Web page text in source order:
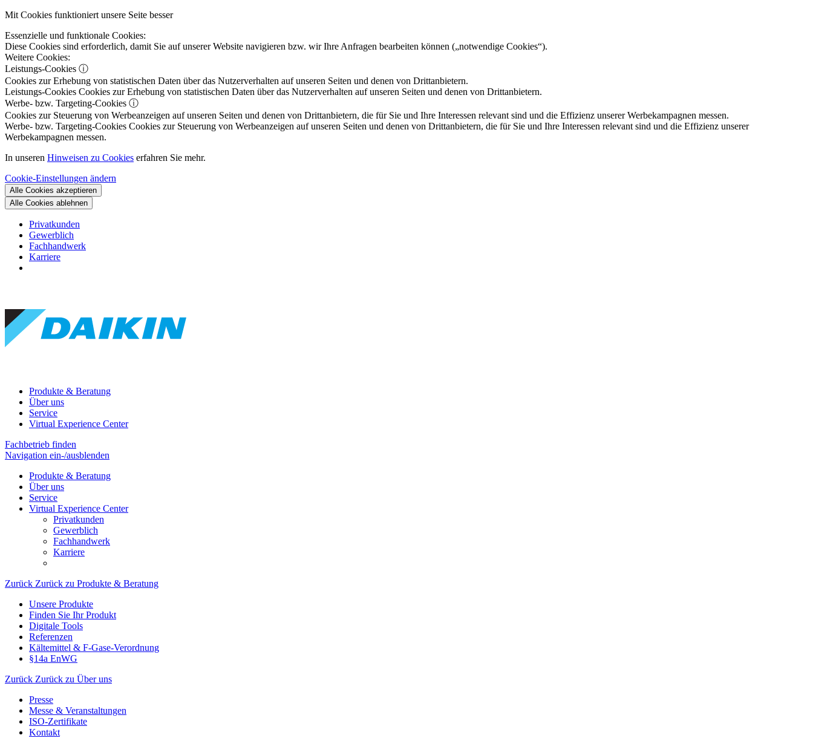
Mit Cookies funktioniert unsere Seite besser
Essenzielle und funktionale Cookies:
Diese Cookies sind erforderlich, damit Sie auf unserer Website navigieren bzw. wir Ihre Anfragen bearbeiten können („notwendige Cookies“).
Weitere Cookies:
Leistungs-Cookies ⓘ
Cookies zur Erhebung von statistischen Daten über das Nutzerverhalten auf unseren Seiten und denen von Drittanbietern.
Leistungs-Cookies Cookies zur Erhebung von statistischen Daten über das Nutzerverhalten auf unseren Seiten und denen von Drittanbietern.
Werbe- bzw. Targeting-Cookies ⓘ
Cookies zur Steuerung von Werbeanzeigen auf unseren Seiten und denen von Drittanbietern, die für Sie und Ihre Interessen relevant sind und die Effizienz unserer Werbekampagnen messen.
Werbe- bzw. Targeting-Cookies Cookies zur Steuerung von Werbeanzeigen auf unseren Seiten und denen von Drittanbietern, die für Sie und Ihre Interessen relevant sind und die Effizienz unserer
Werbekampagnen messen.
In unseren Hinweisen zu Cookies erfahren Sie mehr.
Cookie-Einstellungen ändern
Alle Cookies akzeptieren
Alle Cookies ablehnen
Privatkunden
Gewerblich
Fachhandwerk
Karriere
Produkte & Beratung
Über uns
Service
Virtual Experience Center
Fachbetrieb finden
Navigation ein-/ausblenden
Produkte & Beratung
Über uns
Service
Virtual Experience Center
Privatkunden
Gewerblich
Fachhandwerk
Karriere
Zurück Zurück zu Produkte & Beratung
Unsere Produkte
Finden Sie Ihr Produkt
Digitale Tools
Referenzen
Kältemittel & F-Gase-Verordnung
§14a EnWG
Zurück Zurück zu Über uns
Presse
Messe & Veranstaltungen
ISO-Zertifikate
Kontakt